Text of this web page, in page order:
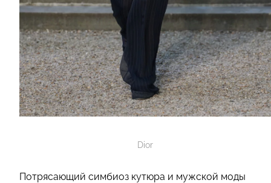
Dior
Потрясающий симбиоз кутюра и мужской моды